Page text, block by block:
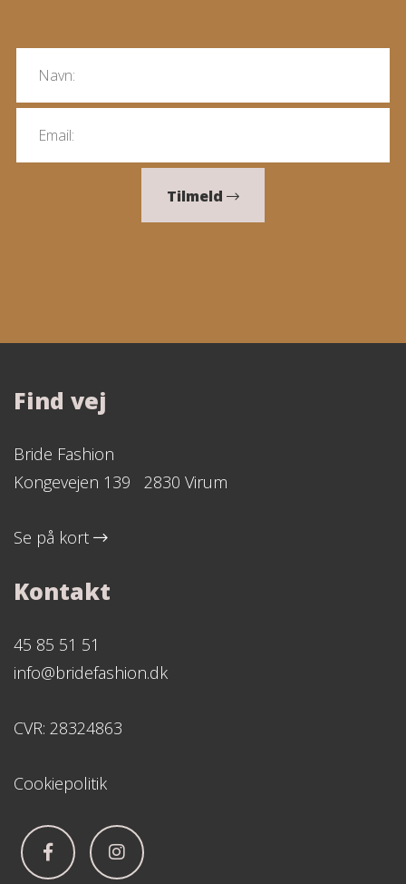
Tilmeld
Find vej
Bride Fashion
Kongevejen 139 2830 Virum
Se på kort
Kontakt
45 85 51 51
info@bridefashion.dk
CVR: 28324863
Cookiepolitik